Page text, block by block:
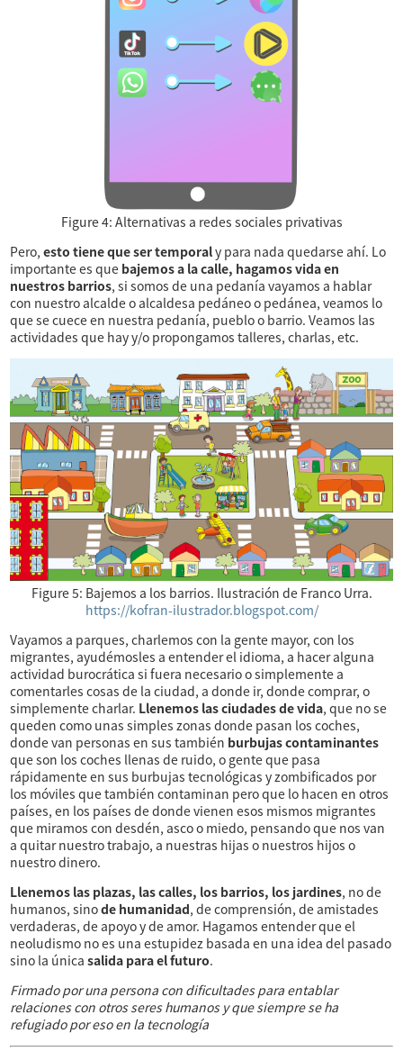
Figure 4: Alternativas a redes sociales privativas
Pero,esto tiene que ser temporaly para nada quedarse ahí. Lo
importante es que bajemos a la calle, hagamos vida en
nuestros barrios, si somos de una pedanía vayamos a hablar
con nuestro alcalde o alcaldesa pedáneo o pedánea, veamos lo
que se cuece en nuestra pedanía, pueblo o barrio. Veamos las
actividades que hay y/o propongamos talleres, charlas, etc.
Figure 5: Bajemos a los barrios. Ilustración de Franco Urra.
https://kofran-ilustrador.blogspot.com/
Vayamos a parques, charlemos con la gente mayor, con los
migrantes, ayudémosles a entender el idioma, a hacer alguna
actividad burocrática si fuera necesario o simplemente a
comentarles cosas de la ciudad, a donde ir, donde comprar, o
simplemente charlar. Llenemos las ciudades de vida, que no se
queden como unas simples zonas donde pasan los coches,
donde van personas en sus también burbujas contaminantes
que son los coches llenas de ruido, o gente que pasa
rápidamente en sus burbujas tecnológicas y zombificados por
los móviles que también contaminan pero que lo hacen en otros
países, en los países de donde vienen esos mismos migrantes
que miramos con desdén, asco o miedo, pensando que nos van
a quitar nuestro trabajo, a nuestras hijas o nuestros hijos o
nuestro dinero.
Llenemos las plazas, las calles, los barrios, los jardines, no de
humanos, sinode humanidad, de comprensión, de amistades
verdaderas, de apoyo y de amor. Hagamos entender que el
neoludismo no es una estupidez basada en una idea del pasado
sino la únicasalida para el futuro.
Firmado por una persona con dificultades para entablar
relaciones con otros seres humanos y que siempre se ha
refugiado por eso en la tecnología